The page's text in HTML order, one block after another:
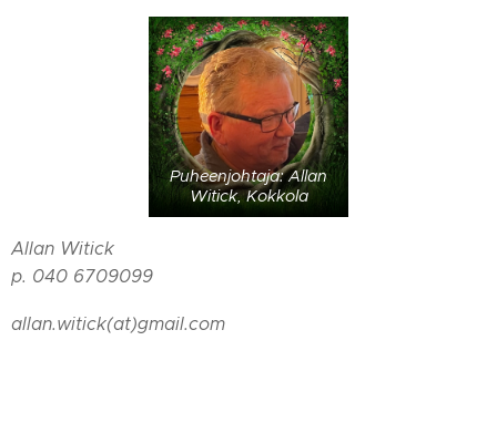
Puheenjohtaja: Allan
Witick, Kokkola
Allan Witick
p. 040 6709099
allan.witick(at)gmail.com